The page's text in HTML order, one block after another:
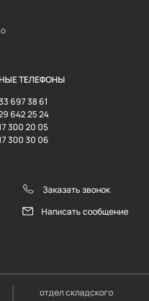
ТЕЛЕФОНЫ
697 38 61
642 25 24
300 20 05
300 30 06
Заказать звонок
Написать сообщение
отдел складского